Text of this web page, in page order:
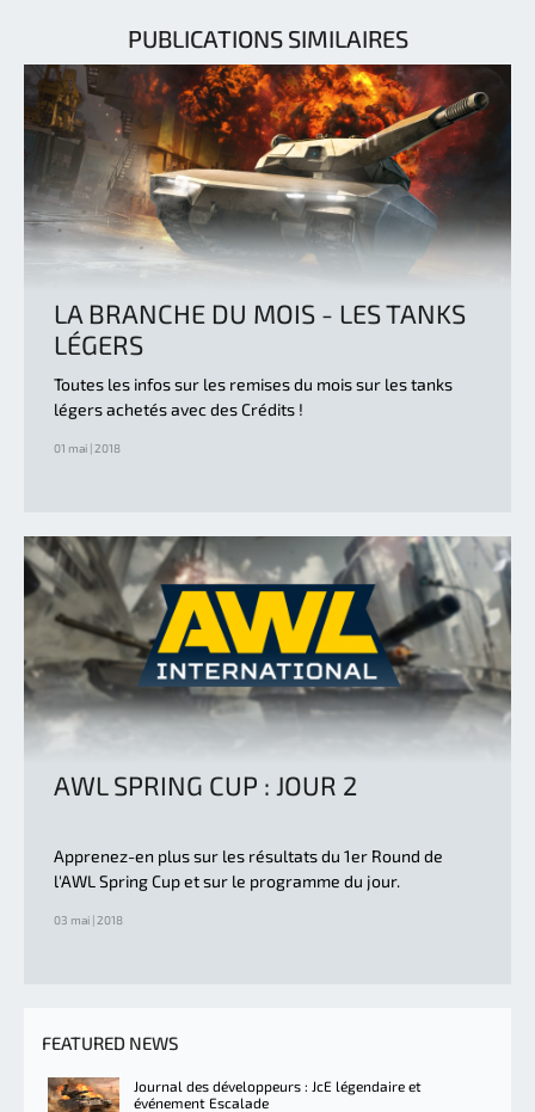
PUBLICATIONS SIMILAIRES
LA BRANCHE DU MOIS - LES TANKS
LÉGERS
Toutes les infos sur les remises du mois sur les tanks
légers achetés avec des Crédits !
01 mai | 2018
AWL SPRING CUP : JOUR 2
Apprenez-en plus sur les résultats du 1er Round de
l'AWL Spring Cup et sur le programme du jour.
03 mai | 2018
FEATURED NEWS
Journal des développeurs : JcE légendaire et
événement Escalade